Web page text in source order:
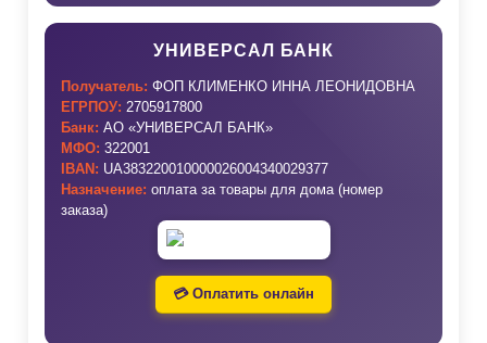
УНИВЕРСАЛ БАНК
Получатель: ФОП КЛИМЕНКО ИННА ЛЕОНИДОВНА
ЕГРПОУ: 2705917800
Банк: АО «УНИВЕРСАЛ БАНК»
МФО: 322001
IBAN: UA383220010000026004340029377
Назначение: оплата за товары для дома (номер
заказа)
💳 Оплатить онлайн